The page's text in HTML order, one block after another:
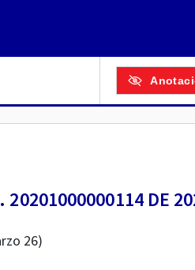
20201000000114 DE
26)